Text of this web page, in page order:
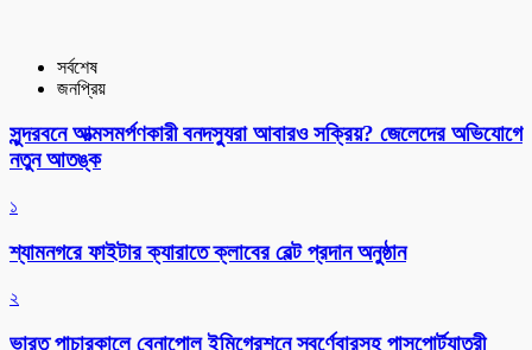
সর্বশেষ
জনপ্রিয়
সুন্দরবনে আত্মসমর্পণকারী বনদস্যুরা আবারও সক্রিয়? জেলেদের অভিযোগে
নতুন আতঙ্ক
১
শ্যামনগরে ফাইটার ক্যারাতে ক্লাবের বেল্ট প্রদান অনুষ্ঠান
২
ভারত পাচারকালে বেনাপোল ইমিগ্রেশনে স্বর্ণেবারসহ পাসপোর্টযাত্রী